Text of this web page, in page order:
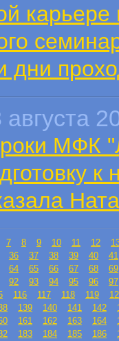
карьере
дни
августа
МФК
7 8 9 10 11 12
36 37 38 39 40
41
64 65 66 67 68
69
92 93 94 95 96
97
116 117 118 119
139 140 141 142
161 162 163 164
183 184 185 186